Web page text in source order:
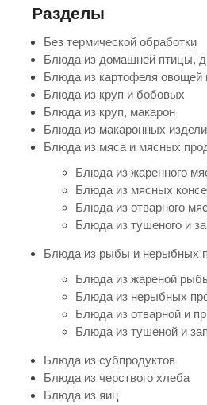
Разделы
Без термической обработки
Блюда из домашней птицы,
Блюда из картофеля овощей
Блюда из круп и бобовых
Блюда из круп, макарон
Блюда из макаронных
Блюда из мяса и мясных
Блюда из жаренного
Блюда из мясных
Блюда из отварного
Блюда из тушеного и
Блюда из рыбы и нерыбных
Блюда из жареной
Блюда из нерыбных
Блюда из отварной и
Блюда из тушеной и
Блюда из субпродуктов
Блюда из черствого хлеба
Блюда из яиц